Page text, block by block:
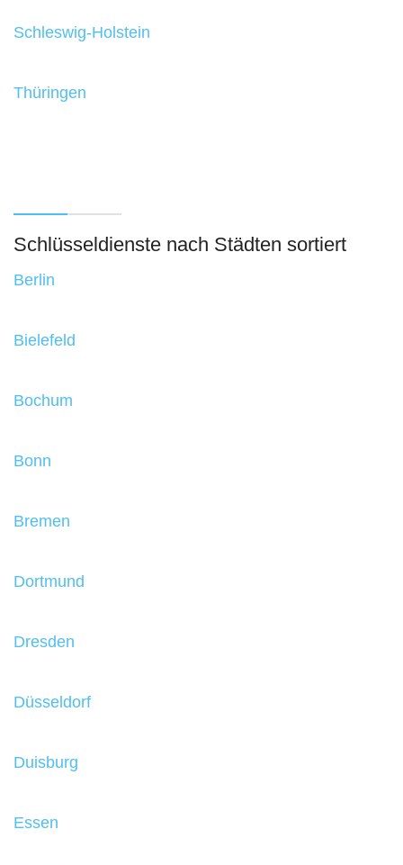
Schleswig-Holstein
Thüringen
Schlüsseldienste nach Städten sortiert
Berlin
Bielefeld
Bochum
Bonn
Bremen
Dortmund
Dresden
Düsseldorf
Duisburg
Essen